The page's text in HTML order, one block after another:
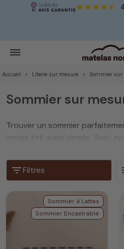
Accueil Literie sur mesure Sommier sur
Sommier sur
Trouver un sommier
jamais été aussi simple. Avec
, vous choisissez
toutes vos contraintes :
idéale, type de lattes,
pensés pour répondre à
les plus exigeantes.
Chaque sommier est conçu
matériaux de qualité, selon
filter_list Filtres
Sommier à Lattes
Sommier Encastrable